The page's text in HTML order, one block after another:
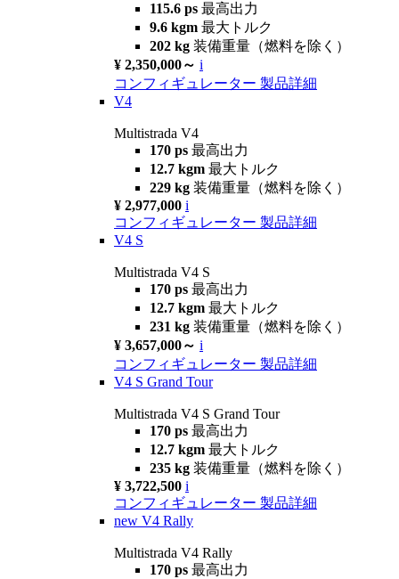
115.6 ps 最高出力
9.6 kgm 最大トルク
202 kg 装備重量（燃料を除く）
¥ 2,350,000～ i
コンフィギュレーター 製品詳細
V4
Multistrada V4
170 ps 最高出力
12.7 kgm 最大トルク
229 kg 装備重量（燃料を除く）
¥ 2,977,000 i
コンフィギュレーター 製品詳細
V4 S
Multistrada V4 S
170 ps 最高出力
12.7 kgm 最大トルク
231 kg 装備重量（燃料を除く）
¥ 3,657,000～ i
コンフィギュレーター 製品詳細
V4 S Grand Tour
Multistrada V4 S Grand Tour
170 ps 最高出力
12.7 kgm 最大トルク
235 kg 装備重量（燃料を除く）
¥ 3,722,500 i
コンフィギュレーター 製品詳細
new V4 Rally
Multistrada V4 Rally
170 ps 最高出力